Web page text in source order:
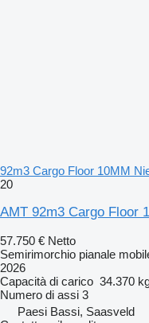
92m3 Cargo Floor 10MM
20
AMT 92m3 Cargo Floor
57.750 € Netto
Semirimorchio pianale
2026
Capacità di carico 34.370
Numero di assi 3
Paesi Bassi, Saasveld